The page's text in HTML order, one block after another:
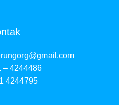
– 4244486
4244795